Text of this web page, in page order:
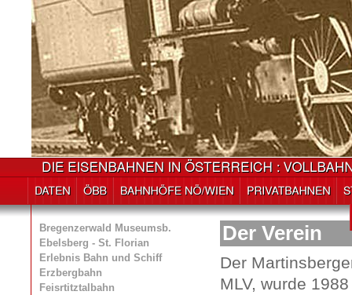
Bregenzerwald Museumsb.
Ebelsberg - St. Florian
Erlebnis Bahn und Schiff
Erzbergbahn
Feisrtitztalbahn
Der Verein
Der
MLV, wurde